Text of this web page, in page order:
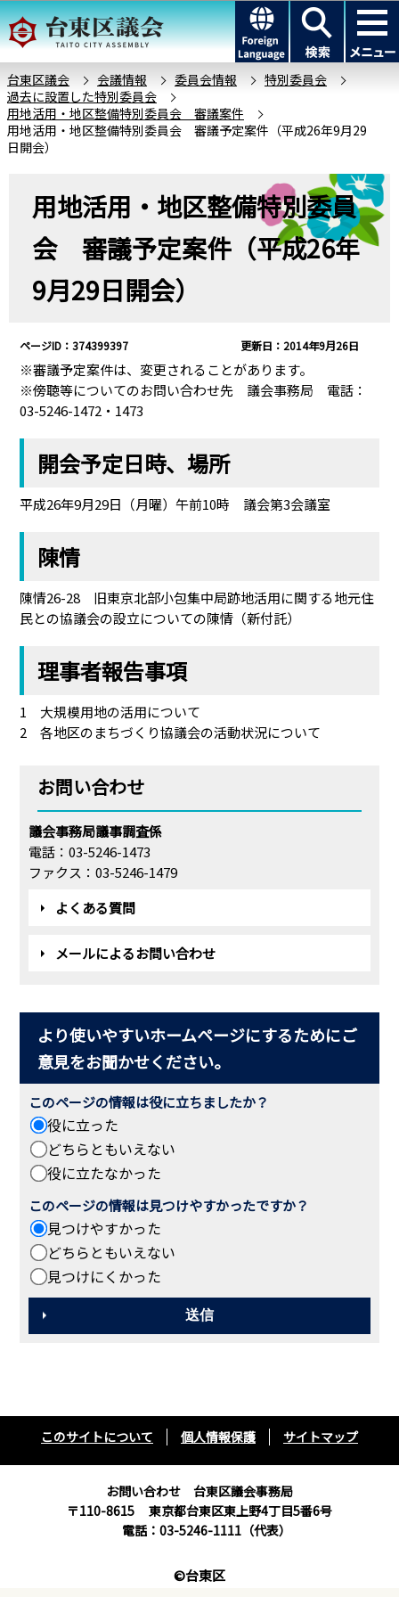
こ
の
ー
ジ
の
先
このページの本文へ移動
台東区議会 会議情報 委員会情報
特別委員会
過去に設置した特別委員会
用地活用・地区整備特別委員会 審議案件
用地活用・地区整備特別委員会 審議予定案件（平成26年9月29
日開会）
用地活用・地区整備特別委員
会 審議予定案件（平成26年
9月29日開会）
ページID：374399397 更新日：2014年9月26日
※審議予定案件は、変更されることがあります。
※傍聴等についてのお問い合わせ先 議会事務局 電話：
03-5246-1472・1473
開会予定日時、場所
平成26年9月29日（月曜）午前10時 議会第3会議室
陳情
陳情26-28 旧東京北部小包集中局跡地活用に関する地元住
民との協議会の設立についての陳情（新付託）
理事者報告事項
1 大規模用地の活用について
2 各地区のまちづくり協議会の活動状況について
お問い合わせ
議会事務局議事調査係
電話：03-5246-1473
ファクス：03-5246-1479
よくある質問
メールによるお問い合わせ
より使いやすいホームページにするためにご
意見をお聞かせください。
このページの情報は役に立ちましたか？
役に立った
どちらともいえない
役に立たなかった
このページの情報は見つけやすかったですか？
見つけやすかった
どちらともいえない
見つけにくかった
このサイトについて 個人情報保護 サイトマップ
お問い合わせ 台東区議会事務局
〒110-8615
東京都台東区東上野4丁目5番6号
電話：03-5246-1111（代表）
©台東区